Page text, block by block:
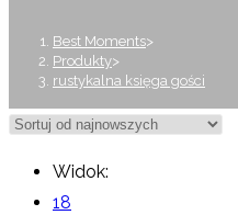
Best Moments>
Produkty>
rustykalna księga gości
Widok:
18